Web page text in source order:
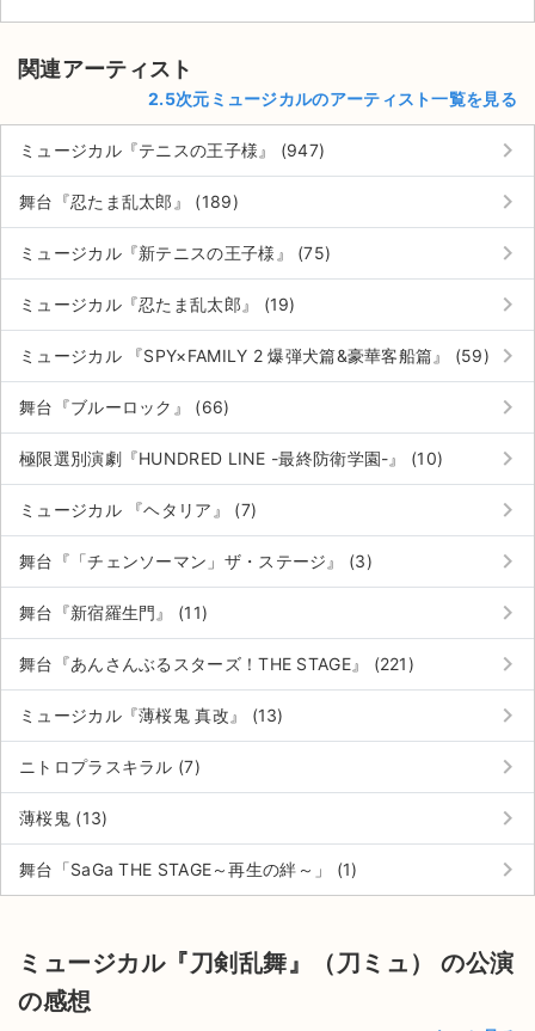
関連アーティスト
2.5次元ミュージカルのアーティスト一覧を見る
ミュージカル『テニスの王子様』 (947) keyboard_arrow_right
舞台『忍たま乱太郎』 (189) keyboard_arrow_right
ミュージカル『新テニスの王子様』 (75) keyboard_arrow_right
ミュージカル『忍たま乱太郎』 (19) keyboard_arrow_right
ミュージカル 『SPY×FAMILY 2 爆弾犬篇&豪華客船篇』 (59) keyboard_arrow_right
舞台『ブルーロック』 (66) keyboard_arrow_right
極限選別演劇『HUNDRED LINE -最終防衛学園-』 (10) keyboard_arrow_right
ミュージカル 『ヘタリア』 (7) keyboard_arrow_right
舞台『「チェンソーマン」ザ・ステージ』 (3) keyboard_arrow_right
舞台『新宿羅生門』 (11) keyboard_arrow_right
舞台『あんさんぶるスターズ！THE STAGE』 (221) keyboard_arrow_right
ミュージカル『薄桜鬼 真改』 (13) keyboard_arrow_right
ニトロプラスキラル (7) keyboard_arrow_right
薄桜鬼 (13) keyboard_arrow_right
舞台「SaGa THE STAGE～再生の絆～」 (1) keyboard_arrow_right
ミュージカル『刀剣乱舞』（刀ミュ） の公演
の感想